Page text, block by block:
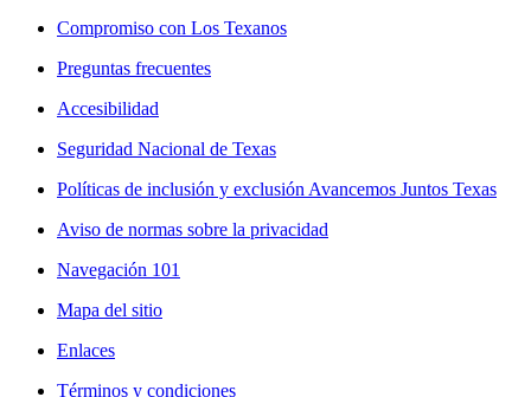
Compromiso con Los Texanos
Preguntas frecuentes
Accesibilidad
Seguridad Nacional de Texas
Políticas de inclusión y exclusión Avancemos Juntos Texas
Aviso de normas sobre la privacidad
Navegación 101
Mapa del sitio
Enlaces
Términos y condiciones